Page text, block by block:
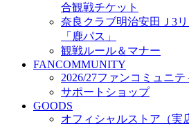
練習拠点（ナラディーア）
SCHOOL
2026/27 パートナー企業
パートナー募集
クラブ理念
クラブ情報
サステナビリティ
Web制作支援
合観戦チケット
奈良クラブ明治安田Ｊ3
「鹿パス」
観戦ルール＆マナー
FANCOMMUNITY
2026/27ファンコミュニテ
サポートショップ
GOODS
オフィシャルストア（実